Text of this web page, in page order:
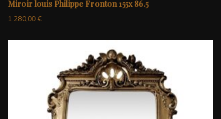
Miroir louis Philippe Fronton 155x 86.5
1 280,00€